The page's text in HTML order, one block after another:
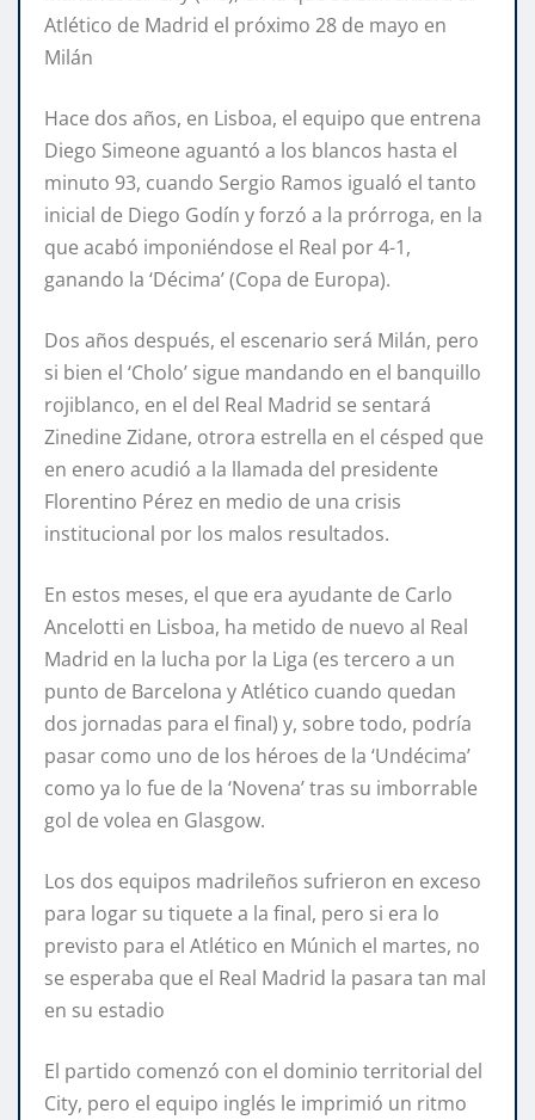
Atlético de Madrid el próximo 28 de mayo en
Milán
Hace dos años, en Lisboa, el equipo que entrena
Diego Simeone aguantó a los blancos hasta el
minuto 93, cuando Sergio Ramos igualó el tanto
inicial de Diego Godín y forzó a la prórroga, en la
que acabó imponiéndose el Real por 4-1,
ganando la ‘Décima’ (Copa de Europa).
Dos años después, el escenario será Milán, pero
si bien el ‘Cholo’ sigue mandando en el banquillo
rojiblanco, en el del Real Madrid se sentará
Zinedine Zidane, otrora estrella en el césped que
en enero acudió a la llamada del presidente
Florentino Pérez en medio de una crisis
institucional por los malos resultados.
En estos meses, el que era ayudante de Carlo
Ancelotti en Lisboa, ha metido de nuevo al Real
Madrid en la lucha por la Liga (es tercero a un
punto de Barcelona y Atlético cuando quedan
dos jornadas para el final) y, sobre todo, podría
pasar como uno de los héroes de la ‘Undécima’
como ya lo fue de la ‘Novena’ tras su imborrable
gol de volea en Glasgow.
Los dos equipos madrileños sufrieron en exceso
para logar su tiquete a la final, pero si era lo
previsto para el Atlético en Múnich el martes, no
se esperaba que el Real Madrid la pasara tan mal
en su estadio
El partido comenzó con el dominio territorial del
City, pero el equipo inglés le imprimió un ritmo